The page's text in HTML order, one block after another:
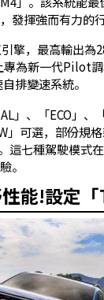
發揮強而有力的
擎，最高輸出為
為新一代Pilot
排變速系統。
」、「ECO」、
」可選，部份規格
這七種駕駛模式
。
能!設定